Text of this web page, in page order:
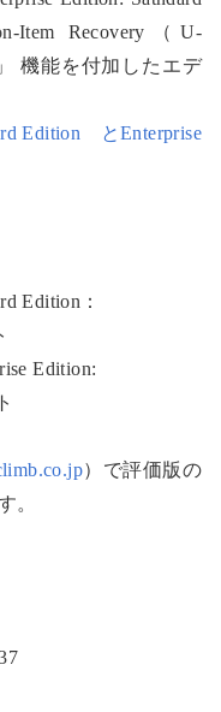
Item Recovery（U-
機能を付加したエデ
Edition とEnterprise
Edition：
Edition:
）で評価版の
。